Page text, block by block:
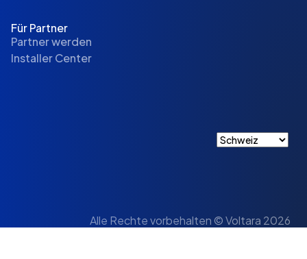
Für Partner
Partner werden
Installer Center
Alle Rechte vorbehalten © Voltara 2026